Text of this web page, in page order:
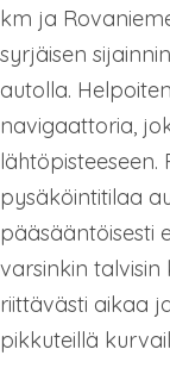
km ja
syrjäisen
autolla.
navigaattoria,
lähtöpisteeseen.
pysäköintitilaa
pääsääntöisesti
varsinkin
riittävästi aikaa
pikkuteillä